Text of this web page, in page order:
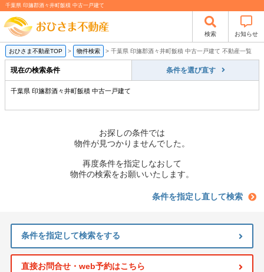
千葉県 印旛郡酒々井町飯積 中古一戸建て
検索 お知らせ
おひさま不動産TOP > 物件検索 > 千葉県 印旛郡酒々井町飯積 中古一戸建て 不動産一覧
現在の検索条件 条件を選び直す
千葉県 印旛郡酒々井町飯積 中古一戸建て
お探しの条件では
物件が見つかりませんでした。
再度条件を指定しなおして
物件の検索をお願いいたします。
条件を指定し直して検索
条件を指定して検索をする
直接お問合せ・web予約はこちら